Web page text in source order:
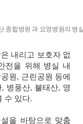
과 요영병원의 병실
내리고 보호자 없
전을 위해 병실 내
원 , 근린공원 등에
, 병풍산, 불태산, 영
수 있다.
을 바탕으로 맞춤